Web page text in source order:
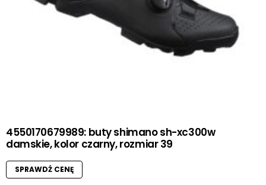
4550170679989: buty shimano sh-xc300w
damskie, kolor czarny, rozmiar 39
SPRAWDŹ CENĘ